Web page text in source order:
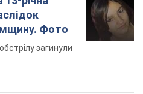
і символічний